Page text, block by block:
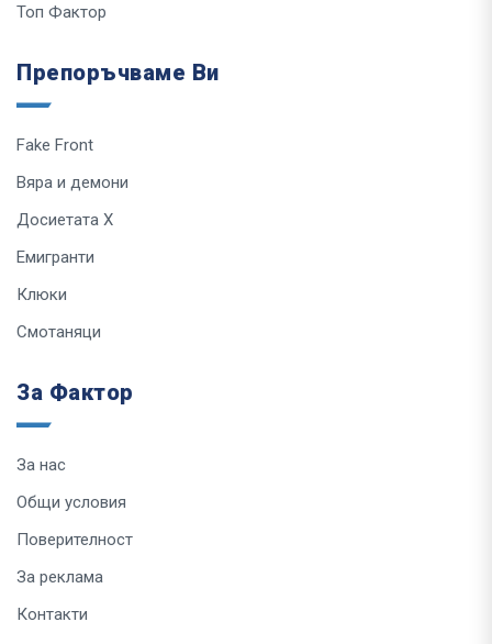
Топ Фактор
Препоръчваме Ви
Fake Front
Вяра и демони
Досиетата Х
Емигранти
Клюки
Смотаняци
За Фактор
За нас
Общи условия
Поверителност
За реклама
Контакти